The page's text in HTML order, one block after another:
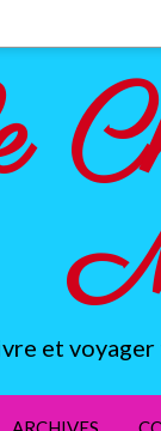
et voyager